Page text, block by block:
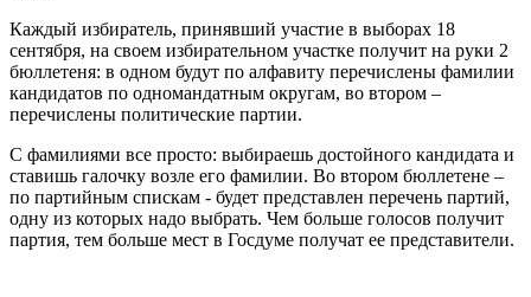
Каждый избиратель, принявший участие в выборах 18
сентября, на своем избирательном участке получит на руки 2
бюллетеня: в одном будут по алфавиту перечислены фамилии
кандидатов по одномандатным округам, во втором –
перечислены политические партии.
С фамилиями все просто: выбираешь достойного кандидата и
ставишь галочку возле его фамилии. Во втором бюллетене –
по партийным спискам - будет представлен перечень партий,
одну из которых надо выбрать. Чем больше голосов получит
партия, тем больше мест в Госдуме получат ее представители.